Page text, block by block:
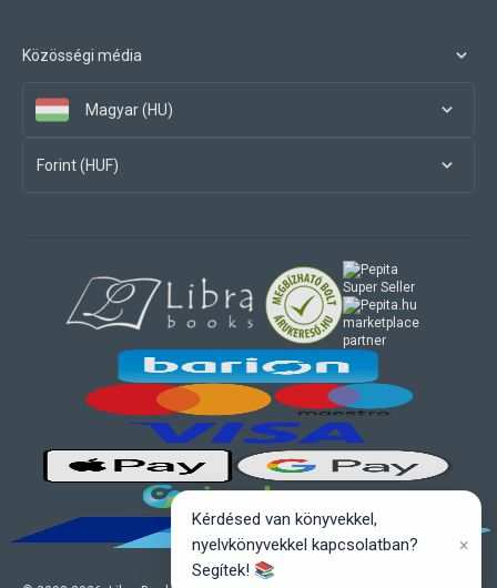
Közösségi média
Magyar (HU)
Forint (HUF)
marketplace
partner
Kérdésed van könyvekkel,
nyelvkönyvekkel kapcsolatban?
Segítek! 📚
×